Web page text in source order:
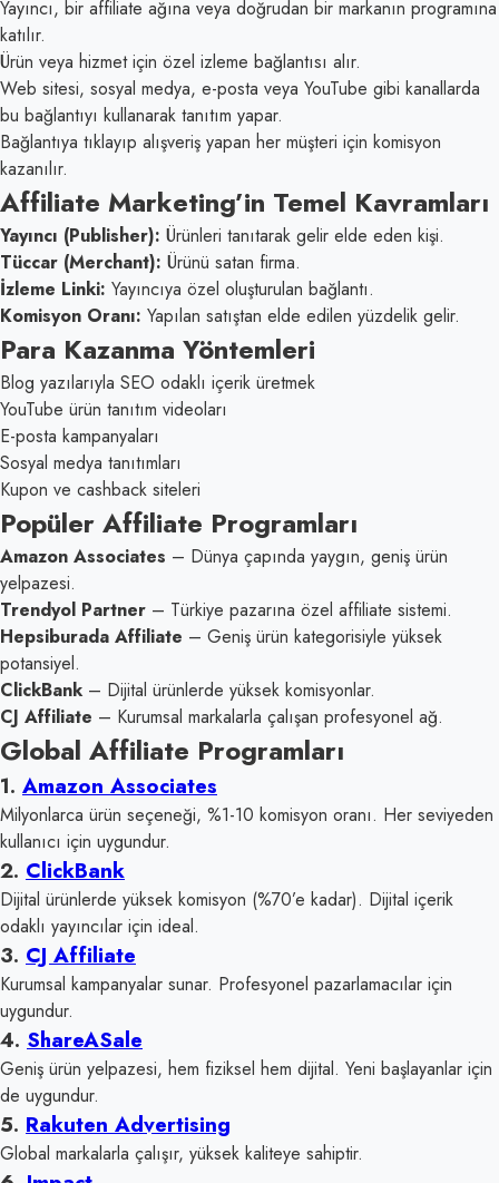
Yayıncı, bir affiliate ağına veya doğrudan bir markanın programına
katılır.
Ürün veya hizmet için özel izleme bağlantısı alır.
Web sitesi, sosyal medya, e-posta veya YouTube gibi kanallarda
bu bağlantıyı kullanarak tanıtım yapar.
Bağlantıya tıklayıp alışveriş yapan her müşteri için komisyon
kazanılır.
Affiliate Marketing’in Temel Kavramları
Yayıncı (Publisher): Ürünleri tanıtarak gelir elde eden kişi.
Tüccar (Merchant): Ürünü satan firma.
İzleme Linki: Yayıncıya özel oluşturulan bağlantı.
Komisyon Oranı: Yapılan satıştan elde edilen yüzdelik gelir.
Para Kazanma Yöntemleri
Blog yazılarıyla SEO odaklı içerik üretmek
YouTube ürün tanıtım videoları
E-posta kampanyaları
Sosyal medya tanıtımları
Kupon ve cashback siteleri
Popüler Affiliate Programları
Amazon Associates – Dünya çapında yaygın, geniş ürün
yelpazesi.
Trendyol Partner – Türkiye pazarına özel affiliate sistemi.
Hepsiburada Affiliate – Geniş ürün kategorisiyle yüksek
potansiyel.
ClickBank – Dijital ürünlerde yüksek komisyonlar.
CJ Affiliate – Kurumsal markalarla çalışan profesyonel ağ.
Global Affiliate Programları
1. Amazon Associates
Milyonlarca ürün seçeneği, %1-10 komisyon oranı. Her seviyeden
kullanıcı için uygundur.
2. ClickBank
Dijital ürünlerde yüksek komisyon (%70’e kadar). Dijital içerik
odaklı yayıncılar için ideal.
3. CJ Affiliate
Kurumsal kampanyalar sunar. Profesyonel pazarlamacılar için
uygundur.
4. ShareASale
Geniş ürün yelpazesi, hem fiziksel hem dijital. Yeni başlayanlar için
de uygundur.
5. Rakuten Advertising
Global markalarla çalışır, yüksek kaliteye sahiptir.